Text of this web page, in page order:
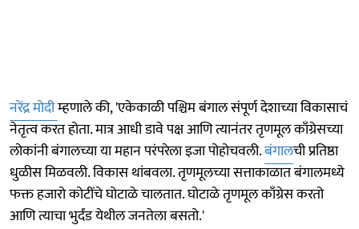
नरेंद्र मोदीम्हणाले की, 'एकेकाळी पश्चिम बंगाल संपूर्ण देशाच्या विकासाचं
नेतृत्व करत होता. मात्र आधी डावे पक्ष आणि त्यानंतर तृणमूल काँग्रेसच्या
लोकांनी बंगालच्या या महान परंपरेला इजा पोहोचवली.बंगालची प्रतिष्ठा
धुळीस मिळवली. विकास थांबवला. तृणमूलच्या सत्ताकाळात बंगालमध्ये
फक्त हजारो कोटींचे घोटाळे चालतात. घोटाळे तृणमूल काँग्रेस करतो
आणि त्याचा भुर्दंड येथील जनतेला बसतो.'